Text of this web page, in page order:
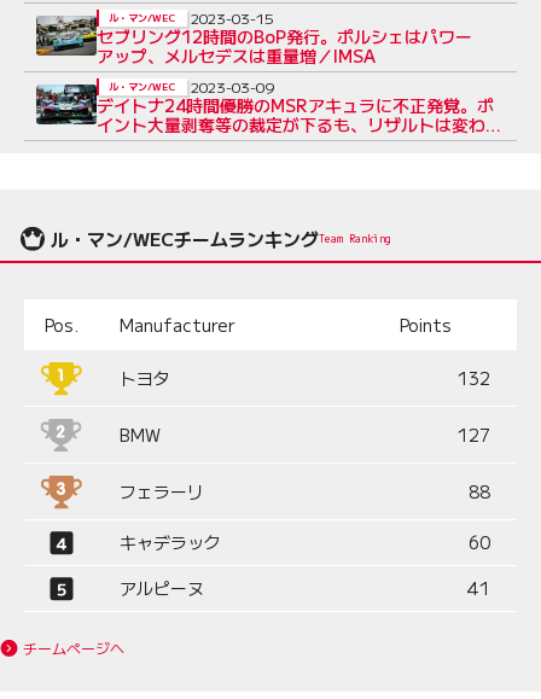
セブリング12時間のBoP発行。ポルシェはパワー
アップ、メルセデスは重量増／IMSA
ル・マン/WEC 2023-03-15
デイトナ24時間優勝のMSRアキュラに不正発覚。ポ
イント大量剥奪等の裁定が下るも、リザルトは変わら
ず
ル・マン/WEC 2023-03-09
ル・マン/WECチームランキングTeam Ranking
Pos. Manufacturer Points
トヨタ 132
BMW 127
フェラーリ 88
キャデラック
60
アルピーヌ
41
チームページへ